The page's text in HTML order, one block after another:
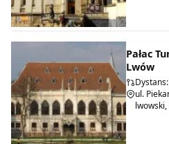
Pałac
Lwów
ul.